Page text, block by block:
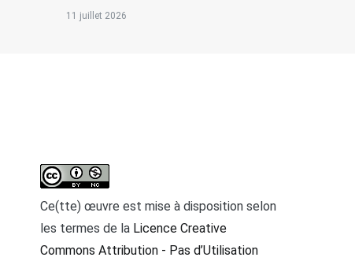
11 juillet 2026
Ce(tte) œuvre est mise à disposition selon
les termes de la Licence Creative
Commons Attribution - Pas d’Utilisation